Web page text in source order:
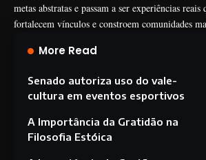
metas abstratas e passam a ser experiências
fortalecem vínculos e constroem comunidades
More Read
Senado autoriza uso do vale-
cultura em eventos esportivos
A Importância da Gratidão na
Filosofia Estóica